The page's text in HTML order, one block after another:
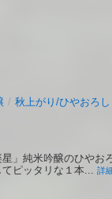
/ 秋上がり/ひやおろし
」純米吟醸のひやお
ピッタリな１本... 詳